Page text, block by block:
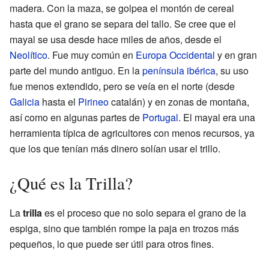
madera. Con la maza, se golpea el montón de cereal
hasta que el grano se separa del tallo. Se cree que el
mayal se usa desde hace miles de años, desde el
Neolítico. Fue muy común en Europa Occidental y en gran
parte del mundo antiguo. En lapenínsula ibérica, su uso
fue menos extendido, pero se veía en el norte (desde
Galicia hasta el Pirineocatalán) y en zonas de montaña,
así como en algunas partes de Portugal. El mayal era una
herramienta típica de agricultores con menos recursos, ya
que los que tenían más dinero solían usar el trillo.
¿Qué es la Trilla?
Latrillaes el proceso que no solo separa el grano de la
espiga, sino que también rompe la paja en trozos más
pequeños, lo que puede ser útil para otros fines.